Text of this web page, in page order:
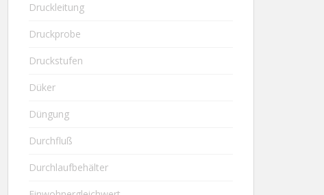
Druckleitung
Druckprobe
Druckstufen
Düker
Düngung
Durchfluß
Durchlaufbehälter